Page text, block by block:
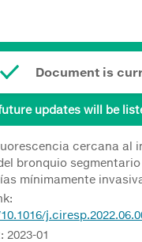
Document is
updates will be
cercana al
bronquio segmentario
mínimamente
2023-01